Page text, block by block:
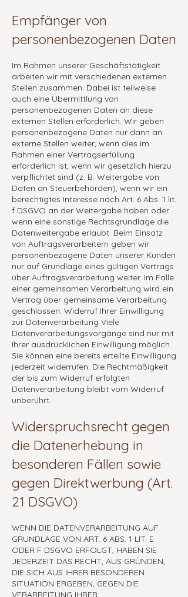
Empfänger von
personenbezogenen Daten
Im Rahmen unserer Geschäftstätigkeit
arbeiten wir mit verschiedenen externen
Stellen zusammen. Dabei ist teilweise
auch eine Übermittlung von
personenbezogenen Daten an diese
externen Stellen erforderlich. Wir geben
personenbezogene Daten nur dann an
externe Stellen weiter, wenn dies im
Rahmen einer Vertragserfüllung
erforderlich ist, wenn wir gesetzlich hierzu
verpflichtet sind (z. B. Weitergabe von
Daten an Steuerbehörden), wenn wir ein
berechtigtes Interesse nach Art. 6 Abs. 1 lit.
f DSGVO an der Weitergabe haben oder
wenn eine sonstige Rechtsgrundlage die
Datenweitergabe erlaubt. Beim Einsatz
von Auftragsverarbeitern geben wir
personenbezogene Daten unserer Kunden
nur auf Grundlage eines gültigen Vertrags
über Auftragsverarbeitung weiter. Im Falle
einer gemeinsamen Verarbeitung wird ein
Vertrag über gemeinsame Verarbeitung
geschlossen. Widerruf Ihrer Einwilligung
zur Datenverarbeitung Viele
Datenverarbeitungsvorgänge sind nur mit
Ihrer ausdrücklichen Einwilligung möglich.
Sie können eine bereits erteilte Einwilligung
jederzeit widerrufen. Die Rechtmäßigkeit
der bis zum Widerruf erfolgten
Datenverarbeitung bleibt vom Widerruf
unberührt.
Widerspruchsrecht gegen
die Datenerhebung in
besonderen Fällen sowie
gegen Direktwerbung (Art.
21 DSGVO)
WENN DIE DATENVERARBEITUNG AUF
GRUNDLAGE VON ART. 6 ABS. 1 LIT. E
ODER F DSGVO ERFOLGT, HABEN SIE
JEDERZEIT DAS RECHT, AUS GRÜNDEN,
DIE SICH AUS IHRER BESONDEREN
SITUATION ERGEBEN, GEGEN DIE
VERARBEITUNG IHRER